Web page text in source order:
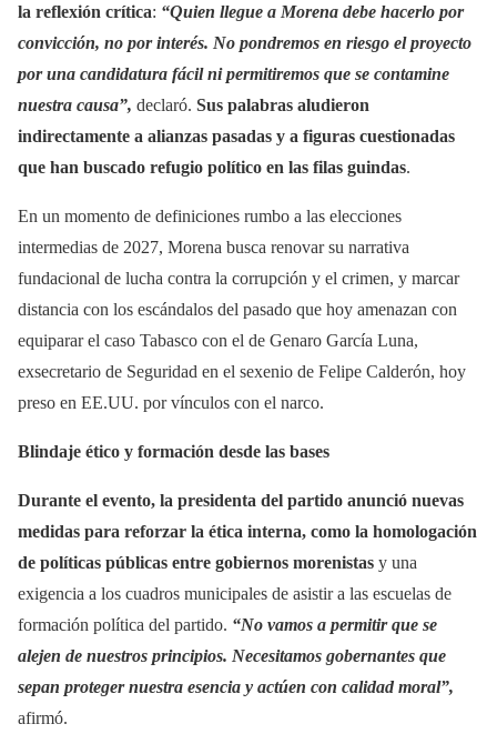
la reflexión crítica: “Quien llegue a Morena debe hacerlo por
convicción, no por interés. No pondremos en riesgo el proyecto
por una candidatura fácil ni permitiremos que se contamine
nuestra causa”, declaró. Sus palabras aludieron
indirectamente a alianzas pasadas y a figuras cuestionadas
que han buscado refugio político en las filas guindas.
En un momento de definiciones rumbo a las elecciones
intermedias de 2027, Morena busca renovar su narrativa
fundacional de lucha contra la corrupción y el crimen, y marcar
distancia con los escándalos del pasado que hoy amenazan con
equiparar el caso Tabasco con el de Genaro García Luna,
exsecretario de Seguridad en el sexenio de Felipe Calderón, hoy
preso en EE.UU. por vínculos con el narco.
Blindaje ético y formación desde las bases
Durante el evento, la presidenta del partido anunció nuevas
medidas para reforzar la ética interna, como la homologación
de políticas públicas entre gobiernos morenistas y una
exigencia a los cuadros municipales de asistir a las escuelas de
formación política del partido. “No vamos a permitir que se
alejen de nuestros principios. Necesitamos gobernantes que
sepan proteger nuestra esencia y actúen con calidad moral”,
afirmó.